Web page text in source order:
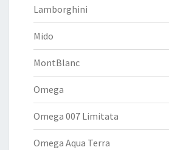
Lamborghini
Mido
MontBlanc
Omega
Omega 007 Limitata
Omega Aqua Terra